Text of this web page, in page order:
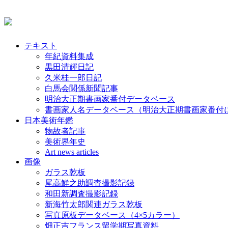
テキスト
年紀資料集成
黒田清輝日記
久米桂一郎日記
白馬会関係新聞記事
明治大正期書画家番付データベース
書画家人名データベース（明治大正期書画家番付
日本美術年鑑
物故者記事
美術界年史
Art news articles
画像
ガラス乾板
尾高鮮之助調査撮影記録
和田新調査撮影記録
新海竹太郎関連ガラス乾板
写真原板データベース（4×5カラー）
畑正吉フランス留学期写真資料